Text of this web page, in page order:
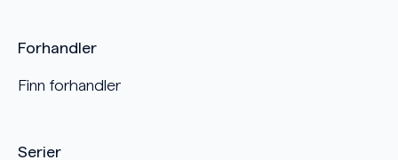
Serier
Forhandler
Finn forhandler